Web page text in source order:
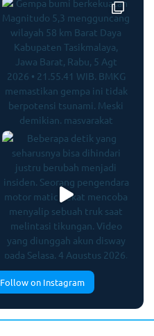
Follow on Instagram